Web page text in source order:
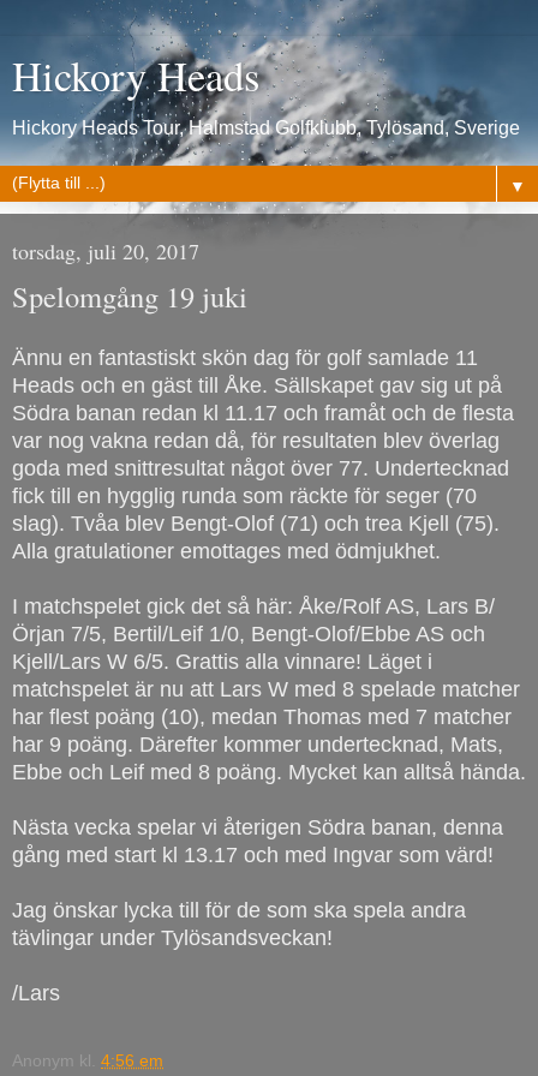
Hickory Heads
Hickory Heads Tour, Halmstad Golfklubb, Tylösand, Sverige
▼
torsdag, juli 20, 2017
Spelomgång 19 juki
Ännu en fantastiskt skön dag för golf samlade 11
Heads och en gäst till Åke. Sällskapet gav sig ut på
Södra banan redan kl 11.17 och framåt och de flesta
var nog vakna redan då, för resultaten blev överlag
goda med snittresultat något över 77. Undertecknad
fick till en hygglig runda som räckte för seger (70
slag). Tvåa blev Bengt-Olof (71) och trea Kjell (75).
Alla gratulationer emottages med ödmjukhet.
I matchspelet gick det så här: Åke/Rolf AS, Lars B/
Örjan 7/5, Bertil/Leif 1/0, Bengt-Olof/Ebbe AS och
Kjell/Lars W 6/5. Grattis alla vinnare! Läget i
matchspelet är nu att Lars W med 8 spelade matcher
har flest poäng (10), medan Thomas med 7 matcher
har 9 poäng. Därefter kommer undertecknad, Mats,
Ebbe och Leif med 8 poäng. Mycket kan alltså hända.
Nästa vecka spelar vi återigen Södra banan, denna
gång med start kl 13.17 och med Ingvar som värd!
Jag önskar lycka till för de som ska spela andra
tävlingar under Tylösandsveckan!
/Lars
Anonym kl. 4:56 em